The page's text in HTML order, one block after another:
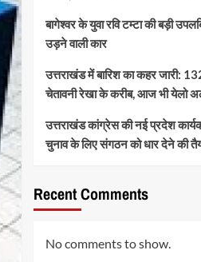
बागेश्वर के युवा रवि टम्टा की बड़ी
उड़ने वाली कार
उत्तराखंड में बारिश का कहर जारी:
चेतावनी रेखा के करीब, आज भी येलो
उत्तराखंड कांग्रेस की नई प्रदेश
चुनाव के लिए संगठन को धार देने की
Recent Comments
No comments to show.